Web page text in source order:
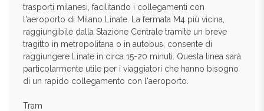
trasporti milanesi, facilitando i collegamenti con
l'aeroporto di Milano Linate. La fermata M4 più vicina,
raggiungibile dalla Stazione Centrale tramite un breve
tragitto in metropolitana o in autobus, consente di
raggiungere Linate in circa 15-20 minuti. Questa linea sarà
particolarmente utile per i viaggiatori che hanno bisogno
di un rapido collegamento con l'aeroporto.
Tram